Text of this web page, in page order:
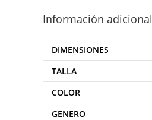
Información adicional
DIMENSIONES
TALLA
COLOR
GENERO